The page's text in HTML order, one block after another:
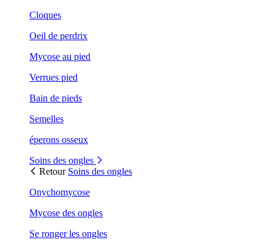
Cloques
Oeil de perdrix
Mycose au pied
Verrues pied
Bain de pieds
Semelles
éperons osseux
Soins des ongles
Retour Soins des ongles
Onychomycose
Mycose des ongles
Se ronger les ongles